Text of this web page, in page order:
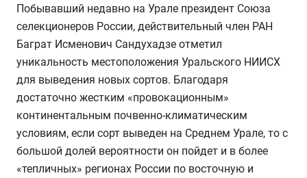
Побывавший недавно на Урале президент Союза
селекционеров России, действительный член РАН
Баграт Исменович Сандухадзе отметил
уникальность местоположения Уральского НИИСХ
для выведения новых сортов. Благодаря
достаточно жестким «провокационным»
континентальным почвенно-климатическим
условиям, если сорт выведен на Среднем Урале, то с
большой долей вероятности он пойдет и в более
«тепличных» регионах России по восточную и